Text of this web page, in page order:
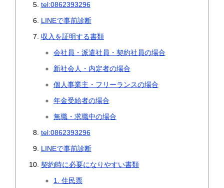
tel:0862393296
LINEで事前診断
収入を証明する書類
会社員・派遣社員・契約社員の場合
新社会人・内定者の場合
個人事業主・フリーランスの場合
年金受給者の場合
無職・求職中の場合
tel:0862393296
LINEで事前診断
契約時に必要になりやすい書類
1. 住民票